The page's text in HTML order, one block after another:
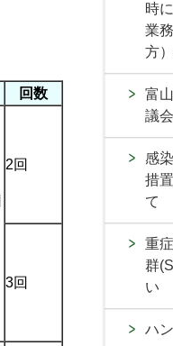
回数
2回
3回
時
業
方
富
議会
感
措
て
重
群
い
ハ